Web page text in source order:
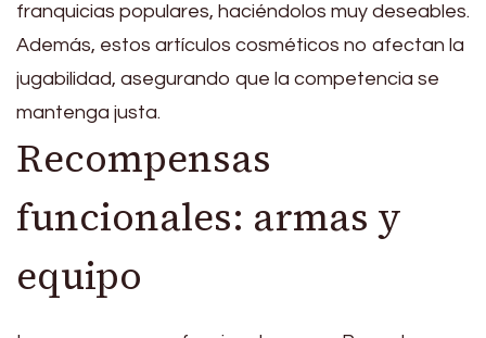
franquicias populares, haciéndolos muy deseables.
Además, estos artículos cosméticos no afectan la
jugabilidad, asegurando que la competencia se
mantenga justa.
Recompensas
funcionales: armas y
equipo